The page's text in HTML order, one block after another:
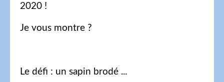
2020 !
Je vous montre ?
Le défi : un sapin brodé ...